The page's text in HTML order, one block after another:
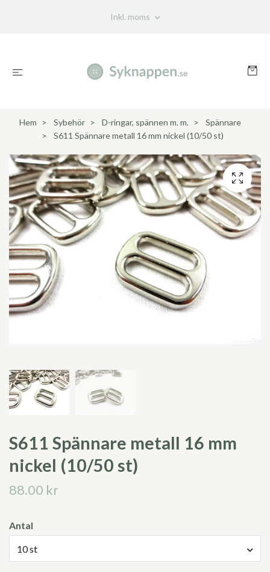
Inkl. moms
Hem Sybehör D-ringar, spännen m. m.
Spännare
S611 Spännare metall 16 mm nickel (10/50 st)
S611 Spännare metall 16 mm
nickel (10/50 st)
88.00 kr
Antal
10 st